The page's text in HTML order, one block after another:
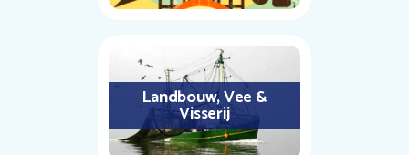
Landbouw, Vee &
Visserij